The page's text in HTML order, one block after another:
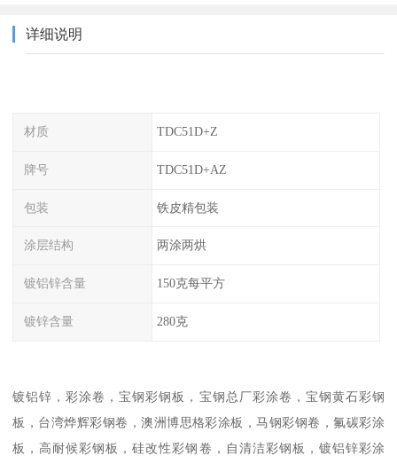
详细说明
材质 TDC51D+Z
牌号 TDC51D+AZ
包装 铁皮精包装
涂层结构 两涂两烘
镀铝锌含量 150克每平方
镀锌含量 280克
镀铝锌，彩涂卷，宝钢彩钢板，宝钢总厂彩涂卷，宝钢黄石彩钢
板，台湾烨辉彩钢卷，澳洲博思格彩涂板，马钢彩钢卷，氟碳彩涂
板，高耐候彩钢板，硅改性彩钢卷，自清洁彩钢板，镀铝锌彩涂